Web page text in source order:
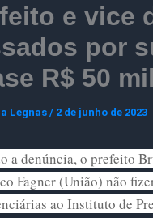
e vice
por
R$ 50
Legnas/ 2 de junho de 2023
a denúncia, o prefeito
Fagner (União) não
ao Instituto de